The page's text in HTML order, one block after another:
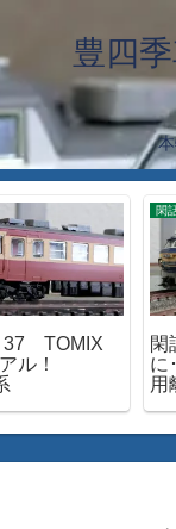
豊四
37 TOMIX
ル！
閑
閑
に
用